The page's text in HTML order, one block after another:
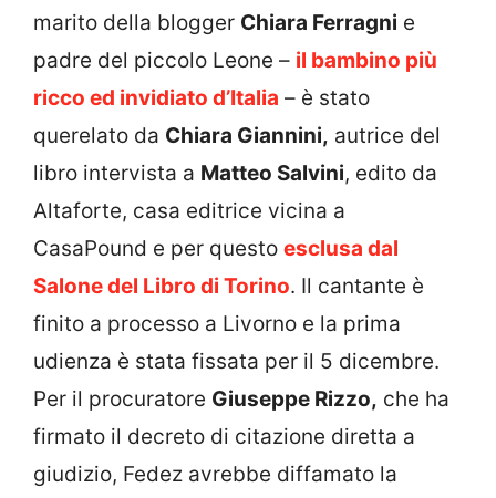
marito della blogger Chiara Ferragni e
padre del piccolo Leone – il bambino più
ricco ed invidiato d’Italia – è stato
querelato da Chiara Giannini, autrice del
libro intervista a Matteo Salvini, edito da
Altaforte, casa editrice vicina a
CasaPound e per questo esclusa dal
Salone del Libro di Torino. Il cantante è
finito a processo a Livorno e la prima
udienza è stata fissata per il 5 dicembre.
Per il procuratore Giuseppe Rizzo, che ha
firmato il decreto di citazione diretta a
giudizio, Fedez avrebbe diffamato la